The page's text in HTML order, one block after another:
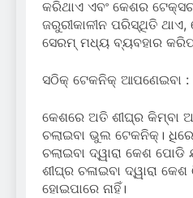
କରିଥାଏ ଏବଂ କେଶର
ଜରୁରୀକାଳୀନ ପରିସ୍ଥିତି
ସେରମ୍ ମଧ୍ୟ ବ୍ୟବହାର
ସଠିକ୍ ଟେକନିକ୍ ଆପଣେଇବା :
କେଶରେ ଅତି ଶୀଘ୍ର କିମ୍ବା
ଚଲାଇବା ଭୁଲ ଟେକନିକ୍।
ଚଲାଇବା ଦ୍ୱାରା କେଶ ପୋଡି
ଶୀଘ୍ର ଚଳାଇବା ଦ୍ୱାରା
ହୋଇପାରେ ନାହିଁ।